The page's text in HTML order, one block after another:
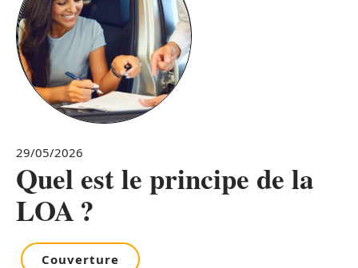
29/05/2026
Quel est le principe de la
LOA ?
Couverture